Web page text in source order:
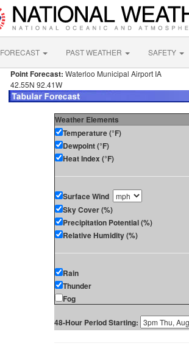
FORECAST PAST WEATHER SAFETY
Point Forecast: Waterloo Municipal Airport IA
42.55N 92.41W
Weather Elements
Temperature (°F)
Dewpoint (°F)
Heat Index (°F)
Surface Wind
Sky Cover (%)
Precipitation Potential (%)
Relative Humidity (%)
Rain
Thunder
Fog
48-Hour Period Starting: